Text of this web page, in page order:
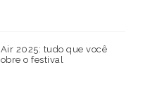
2025: tudo que você
o festival